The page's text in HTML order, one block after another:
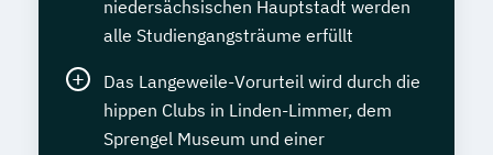
niedersächsischen Hauptstadt werden
alle Studiengangsträume erfüllt
Das Langeweile-Vorurteil wird durch die
hippen Clubs in Linden-Limmer, dem
Sprengel Museum und einer